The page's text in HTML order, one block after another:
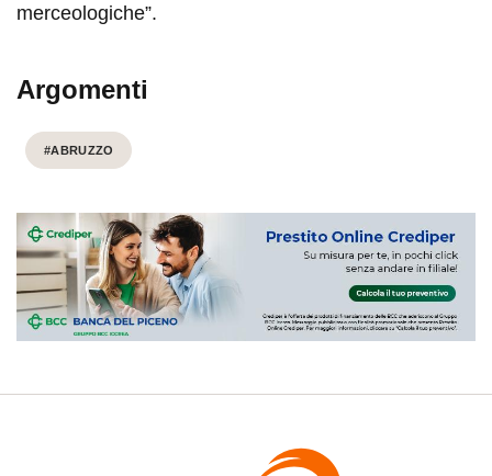
merceologiche”.
Argomenti
#ABRUZZO